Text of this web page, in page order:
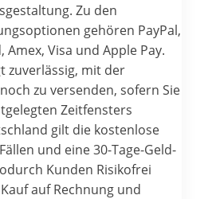
Zu den
gehören PayPal,
Visa und Apple Pay.
zuverlässig, mit der
zu versenden, sofern Sie
Zeitfensters
gilt die kostenlose
und eine 30-Tage-Geld-
Kunden Risikofrei
auf Rechnung und